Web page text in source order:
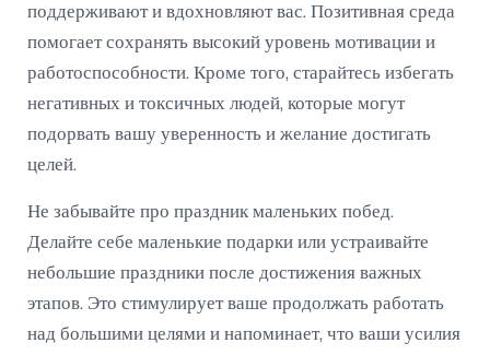
поддерживают и вдохновляют вас. Позитивная среда
помогает сохранять высокий уровень мотивации и
работоспособности. Кроме того, старайтесь избегать
негативных и токсичных людей, которые могут
подорвать вашу уверенность и желание достигать
целей.
Не забывайте про праздник маленьких побед.
Делайте себе маленькие подарки или устраивайте
небольшие праздники после достижения важных
этапов. Это стимулирует ваше продолжать работать
над большими целями и напоминает, что ваши усилия